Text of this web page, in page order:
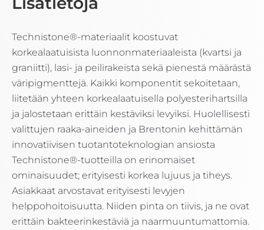
Technistone®-materiaalit koostuvat
korkealaatuisista luonnonmateriaaleista (kvartsi ja
graniitti), lasi- ja peilirakeista sekä pienestä määrästä
väripigmenttejä. Kaikki komponentit sekoitetaan,
liitetään yhteen korkealaatuisella polyesterihartsilla
ja jalostetaan erittäin kestäviksi levyiksi. Huolellisesti
valittujen raaka-aineiden ja Brentonin kehittämän
innovatiivisen tuotantoteknologian ansiosta
Technistone®-tuotteilla on erinomaiset
ominaisuudet; erityisesti korkea lujuus ja tiheys.
Asiakkaat arvostavat erityisesti levyjen
helppohoitoisuutta. Niiden pinta on tiivis, ja ne ovat
erittäin bakteerinkestäviä ja naarmuuntumattomia.